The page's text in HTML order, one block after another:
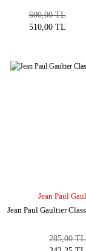
600,00 TL
510,00 TL
Jean Paul
Jean Paul Gaultier
285,00 TL